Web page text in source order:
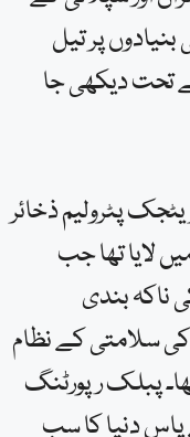
پر تیل
تحت دیکھی جا
پٹرولیم ذخائر
میں لایا تھا جب
بندی
سلامتی کے نظام
پبلک رپورٹنگ
دنیا کا سب